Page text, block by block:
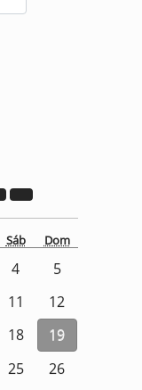
Sáb Dom
4
5
11
12
18
19
25
26